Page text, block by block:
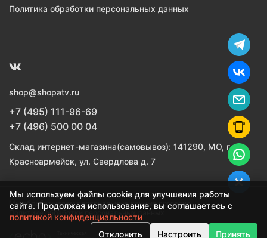
Политика обработки персональных данных
shop@shopatv.ru
+7 (495) 111-96-69
+7 (496) 500 00 04
Склад интернет-магазина(самовывоз): 141290, МО, г.
Красноармейск, ул. Свердлова д. 7
Мы обрабатываем персональные данные согласно
Политике обработки персональных данных
Мы используем файлы cookie для улучшения работы
сайта. Продолжая использование, вы соглашаетесь с
политикой конфиденциальности
Отклонить
Настроить Принять